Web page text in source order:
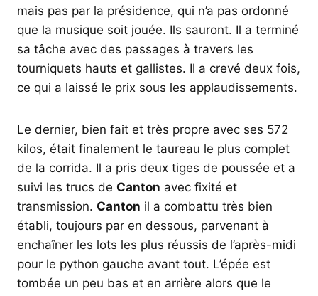
mais pas par la présidence, qui n’a pas ordonné
que la musique soit jouée. Ils sauront. Il a terminé
sa tâche avec des passages à travers les
tourniquets hauts et gallistes. Il a crevé deux fois,
ce qui a laissé le prix sous les applaudissements.
Le dernier, bien fait et très propre avec ses 572
kilos, était finalement le taureau le plus complet
de la corrida. Il a pris deux tiges de poussée et a
suivi les trucs de Canton avec fixité et
transmission. Canton il a combattu très bien
établi, toujours par en dessous, parvenant à
enchaîner les lots les plus réussis de l’après-midi
pour le python gauche avant tout. L’épée est
tombée un peu bas et en arrière alors que le